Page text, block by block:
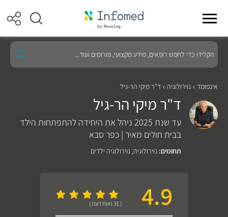
הקלידו
כדי
לחפש
מקצועי,
פורומים
ועוד...
אינפומד נוירולוגיה ד"ר מיקי הר-גיל
ד"ר מיקי הר-גיל
עד שנת 2025 ניהל את היחידה להתפתחות הילד
בבית חולים מאיר | כפר סבא
תחומים: נוירולוגיה, נוירולוגיה ילדים
4.9 ( 31 חוות דעת )